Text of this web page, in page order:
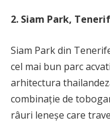
2. Siam Park,
Siam Park din
cel mai bun parc
arhitectura
combinație de
râuri leneșe care